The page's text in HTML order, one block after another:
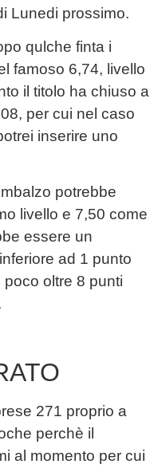
Lunedi prossimo.
qulche finta i
famoso 6,74, livello
il titolo ha chiuso a
per cui nel caso
inserire uno
potrebbe
livello e 7,50 come
essere un
ad 1 punto
oltre 8 punti
271 proprio a
perchè il
al momento per cui